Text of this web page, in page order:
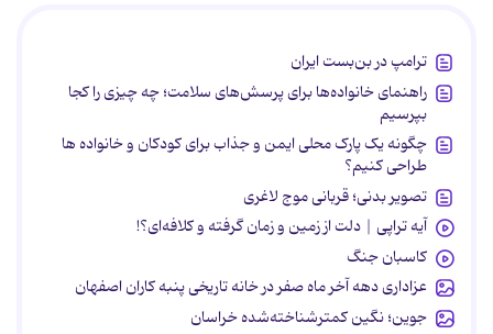
ترامپ در بن‌بست ایران
راهنمای خانواده‌ها برای پرسش‌های سلامت؛ چه چیزی را کجا
بپرسیم
چگونه یک پارک محلی ایمن و جذاب برای کودکان و خانواده ها
طراحی کنیم؟
تصویر بدنی؛ قربانی موج لاغری
آیه تراپی | دلت از زمین و زمان گرفته و کلافه‌ای؟!
کاسبان جنگ
عزاداری دهه آخر ماه صفر در خانه تاریخی پنبه کاران اصفهان
جوین؛ نگین کمترشناخته‌شده خراسان